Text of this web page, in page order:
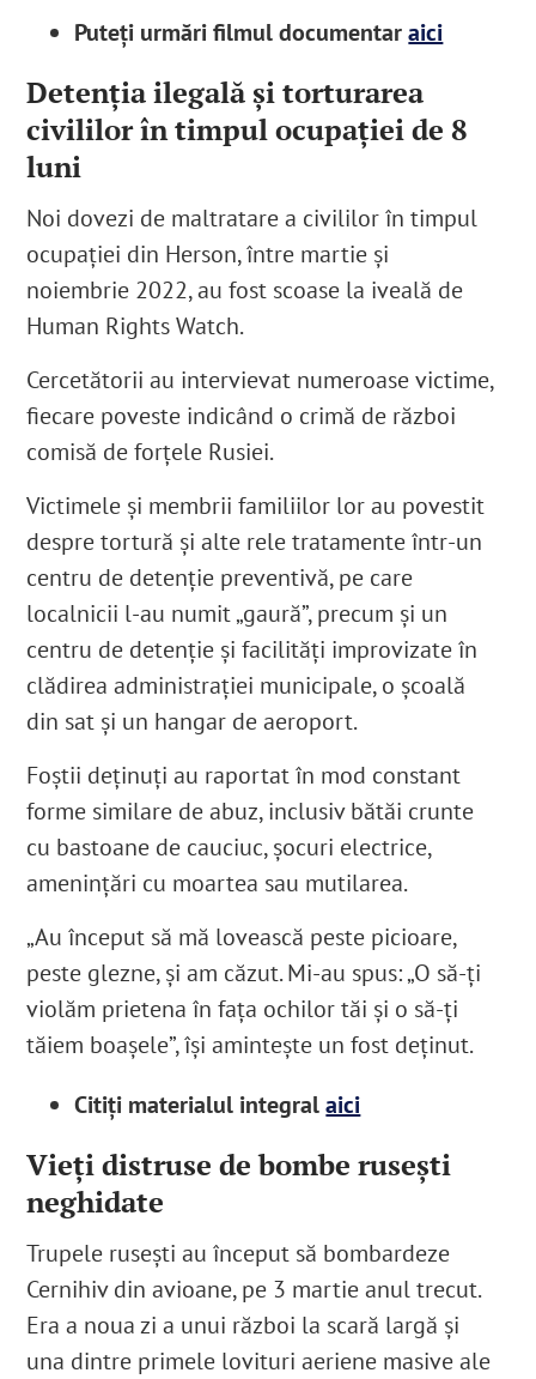
Puteți urmări filmul documentaraici
Detenția ilegală și torturarea
civililor în timpul ocupației de 8
luni
Noi dovezi de maltratare a civililor în timpul
ocupației din Herson, între martie și
noiembrie 2022, au fost scoase la iveală de
Human Rights Watch.
Cercetătorii au intervievat numeroase victime,
fiecare poveste indicând o crimă de război
comisă de forțele Rusiei.
Victimele și membrii familiilor lor au povestit
despre tortură și alte rele tratamente într-un
centru de detenție preventivă, pe care
localnicii l-au numit „gaură”, precum și un
centru de detenție și facilități improvizate în
clădirea administrației municipale, o școală
din sat și un hangar de aeroport.
Foștii deținuți au raportat în mod constant
forme similare de abuz, inclusiv bătăi crunte
cu bastoane de cauciuc, șocuri electrice,
amenințări cu moartea sau mutilarea.
„Au început să mă lovească peste picioare,
peste glezne, și am căzut. Mi-au spus: „O să-ți
violăm prietena în fața ochilor tăi și o să-ți
tăiem boașele”, își amintește un fost deținut.
Citiți materialul integralaici
Vieți distruse de bombe rusești
neghidate
Trupele rusești au început să bombardeze
Cernihiv din avioane, pe 3 martie anul trecut.
Era a noua zi a unui război la scară largă și
una dintre primele lovituri aeriene masive ale